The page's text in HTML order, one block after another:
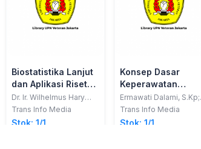
Biostatistika Lanjut
dan Aplikasi Riset
(Kajian Medikal
Bedah pada Ilmu
Keperawatan
Dr. Ir. Wilhelmus Hary
Susilo, MM, IAI; Prof. Dr.
Fitriana Suprapti, MAN
Trans Info Media
Stok: 1/1
Konsep Dasar
Keperawatan
Kesehatan Jiwa
Ermawati Dalami, S.Kp;
dkk.
Trans Info Media
Stok: 1/1